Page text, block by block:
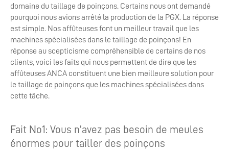
domaine du taillage de poinçons. Certains nous ont demandé
pourquoi nous avions arrêté la production de la PGX. La réponse
est simple. Nos affûteuses font un meilleur travail que les
machines spécialisées dans le taillage de poinçons! En
réponse au scepticisme compréhensible de certains de nos
clients, voici les faits qui nous permettent de dire que les
affûteuses ANCA constituent une bien meilleure solution pour
le taillage de poinçons que les machines spécialisées dans
cette tâche.
Fait No1: Vous n’avez pas besoin de meules
énormes pour tailler des poinçons